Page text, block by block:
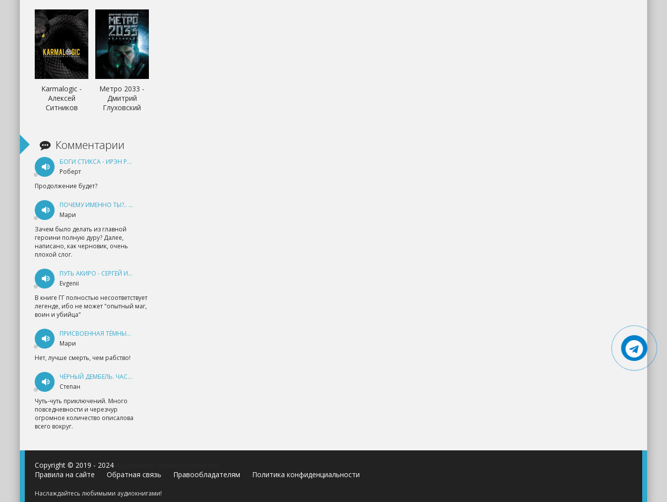
Karmalogic -
Алексей
Ситников
Метро 2033 -
Дмитрий
Глуховский
Комментарии
БОГИ СТИКСА - ИРЭН РУДКЕВИЧ
Роберт
Продолжение будет?
ПОЧЕМУ ИМЕННО ТЫ?.. КНИГА 1 - ЕКАТЕРИНА ЮДИНА
Мари
Зачем было делать из главной
героини полную дуру? Далее,
написано, как черновик, очень
плохой слог.
ПУТЬ АКИРО - СЕРГЕЙ ИЗМАЙЛОВ
Evgenii
В книге ГГ полностью несоответствует
легенде, ибо не может "опытный маг,
воин и убийца"
ПРИСВОЕННАЯ ТЁМНЫМ. ПРОКЛЯТАЯ ЛЮБОВЬ - АННА ГЕРР
Мари
Нет, лучше смерть, чем рабство!
ЧЁРНЫЙ ДЕМБЕЛЬ. ЧАСТЬ 1 - АНДРЕЙ ФЕДИН
Степан
Чуть-чуть приключений. Много
повседневности и черезчур
огромное количество описалова
всего вокруг.
Copyright © 2019 - 2024
Правила на сайте
Обратная связь Правообладателям Политика конфиденциальности
Наслаждайтесь любимыми аудиокнигами!